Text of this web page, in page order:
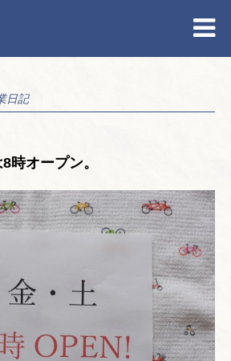
日記
時オープン。